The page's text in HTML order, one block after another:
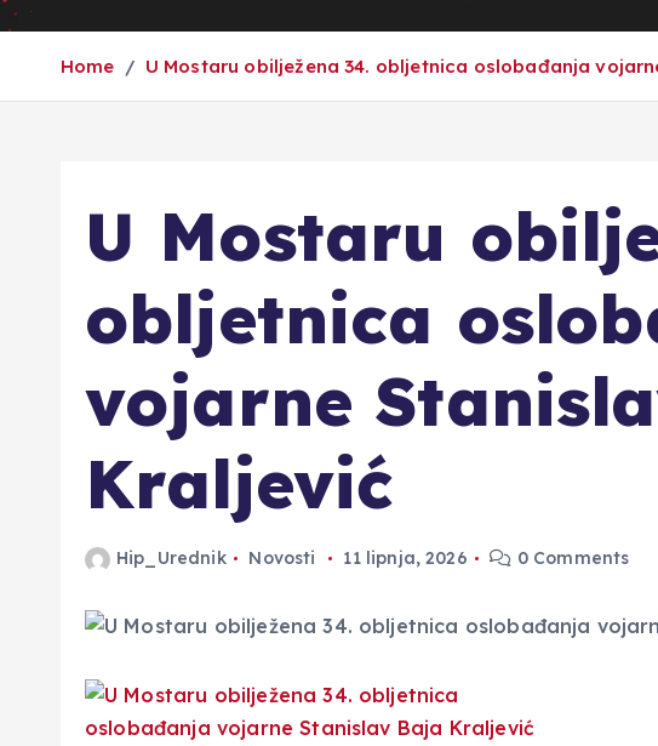
Home U Mostaru obilježena 34. obljetnica oslobađanja
U Mostaru
obljetnica
vojarne
Kraljević
Hip_Urednik Novosti 11 lipnja, 2026 0 Comments